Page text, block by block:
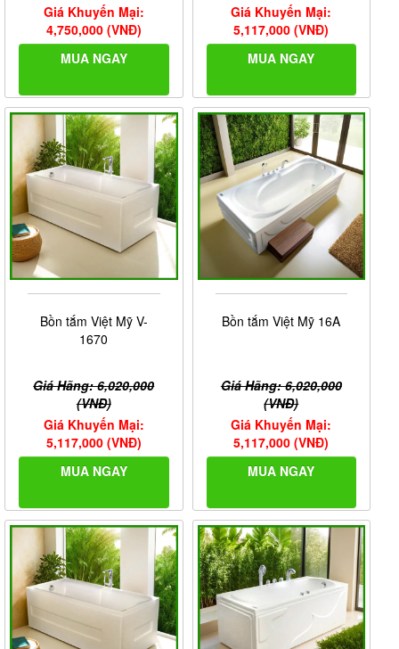
Giá Khuyến Mại:
4,750,000 (VNĐ)
MUA NGAY
Giá Khuyến Mại:
5,117,000 (VNĐ)
MUA NGAY
Bồn tắm Việt Mỹ V-
1670
Giá Hãng: 6,020,000
(VNĐ)
Giá Khuyến Mại:
5,117,000 (VNĐ)
MUA NGAY
Bồn tắm Việt Mỹ 16A
Giá Hãng: 6,020,000
(VNĐ)
Giá Khuyến Mại:
5,117,000 (VNĐ)
MUA NGAY